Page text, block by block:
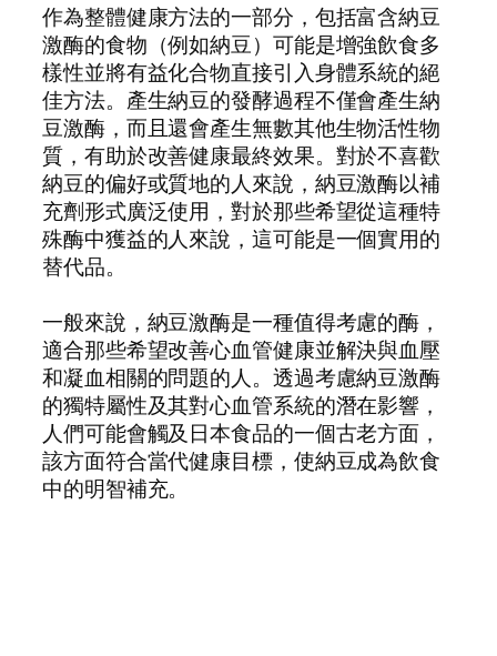
作為整體健康方法的一部分，包括富含納豆
激酶的食物（例如納豆）可能是增強飲食多
樣性並將有益化合物直接引入身體系統的絕
佳方法。產生納豆的發酵過程不僅會產生納
豆激酶，而且還會產生無數其他生物活性物
質，有助於改善健康最終效果。對於不喜歡
納豆的偏好或質地的人來說，納豆激酶以補
充劑形式廣泛使用，對於那些希望從這種特
殊酶中獲益的人來說，這可能是一個實用的
替代品。
一般來說，納豆激酶是一種值得考慮的酶，
適合那些希望改善心血管健康並解決與血壓
和凝血相關的問題的人。透過考慮納豆激酶
的獨特屬性及其對心血管系統的潛在影響，
人們可能會觸及日本食品的一個古老方面，
該方面符合當代健康目標，使納豆成為飲食
中的明智補充。